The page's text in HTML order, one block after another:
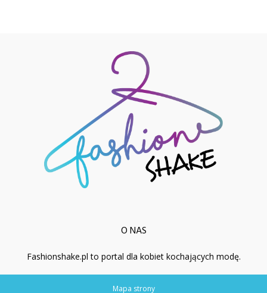
O NAS
Fashionshake.pl to portal dla kobiet kochających modę.
Mapa strony